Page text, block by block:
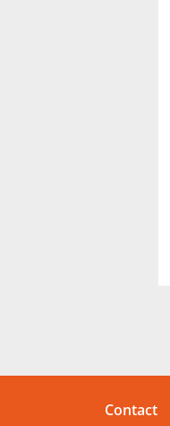
Contact